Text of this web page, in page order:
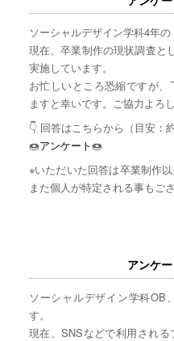
ソーシャルデザイン学科4年の
現在、卒業制作の現状調査と
実施しています。
お忙しいところ恐縮ですが
ますと幸いです。ご協力よろ
👇 回答はこちらから（目安：
🍩アンケート🍩
※いただいた回答は卒業制作
また個人が特定される事もご
アンケ
ソーシャルデザイン学科OB
す。
現在、SNSなどで利用され